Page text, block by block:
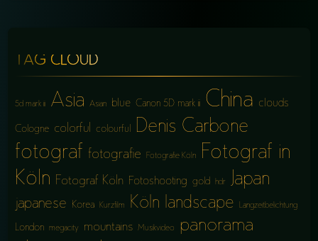
TAG CLOUD
5d mark iii Asia Asian blue Canon 5D mark iii China clouds
Cologne colorful colourful Denis Carbone
fotograf fotografie Fotografie Köln
Fotograf in
Köln Fotograf Köln Fotoshooting gold hdr Japan
japanese Korea Kurzfilm Köln landscape Langzeitbelichtung
London megacity mountains Musikvideo panorama